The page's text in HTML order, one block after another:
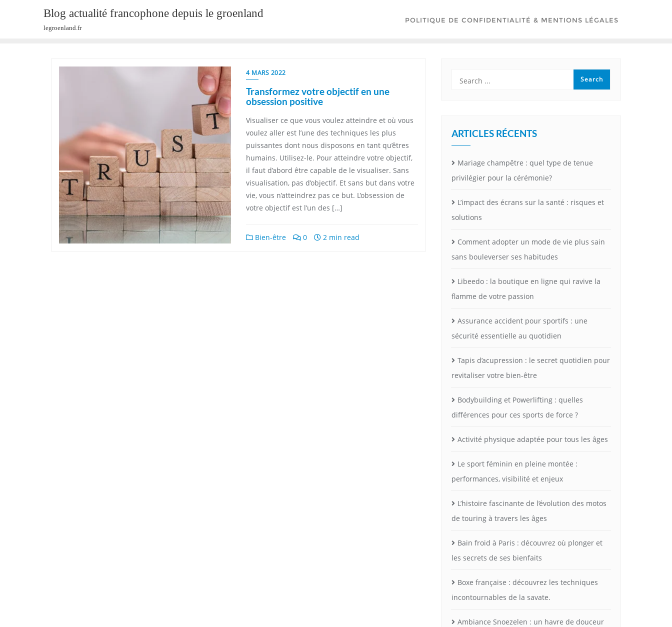
Blog actualité francophone depuis le groenland
legroenland.fr
POLITIQUE DE CONFIDENTIALITÉ & MENTIONS LÉGALES
4 MARS 2022
Transformez votre objectif en une
obsession positive
Visualiser ce que vous voulez atteindre et où vous
voulez aller est l’une des techniques les plus
puissantes dont nous disposons en tant qu’êtres
humains. Utilisez-le. Pour atteindre votre objectif,
il faut d’abord être capable de le visualiser. Sans
visualisation, pas d’objectif. Et sans but dans votre
vie, vous n’atteindrez pas ce but. L’obsession de
votre objectif est l’un des […]
Bien-être 0 2 min read
ARTICLES RÉCENTS
Mariage champêtre : quel type de tenue
privilégier pour la cérémonie?
L’impact des écrans sur la santé : risques et
solutions
Comment adopter un mode de vie plus sain
sans bouleverser ses habitudes
Libeedo : la boutique en ligne qui ravive la
flamme de votre passion
Assurance accident pour sportifs : une
sécurité essentielle au quotidien
Tapis d’acupression : le secret quotidien pour
revitaliser votre bien-être
Bodybuilding et Powerlifting : quelles
différences pour ces sports de force ?
Activité physique adaptée pour tous les âges
Le sport féminin en pleine montée :
performances, visibilité et enjeux
L’histoire fascinante de l’évolution des motos
de touring à travers les âges
Bain froid à Paris : découvrez où plonger et
les secrets de ses bienfaits
Boxe française : découvrez les techniques
incontournables de la savate.
Ambiance Snoezelen : un havre de douceur